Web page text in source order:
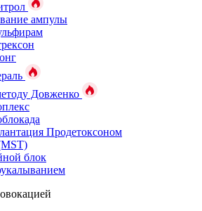
ампулы
Довженко
Продетоксоном
блок